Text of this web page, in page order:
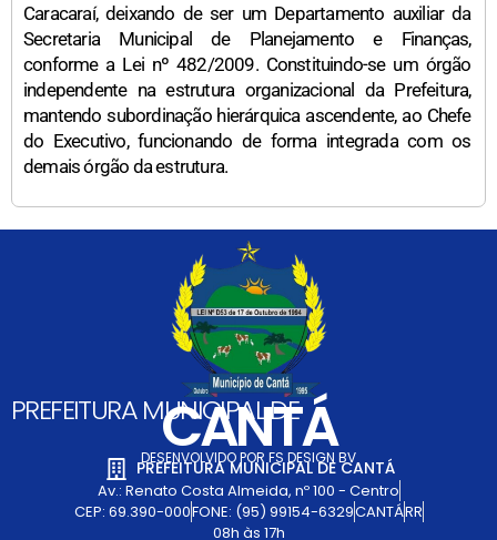
Caracaraí, deixando de ser um Departamento auxiliar da
Secretaria Municipal de Planejamento e Finanças,
conforme a Lei nº 482/2009. Constituindo-se um órgão
independente na estrutura organizacional da Prefeitura,
mantendo subordinação hierárquica ascendente, ao Chefe
do Executivo, funcionando de forma integrada com os
demais órgão da estrutura.
PREFEITURA MUNICIPAL DE
CANTÁ
DESENVOLVIDO POR FS DESIGN BV
PREFEITURA MUNICIPAL DE CANTÁ
Av.: Renato Costa Almeida, nº 100 - Centro
CEP: 69.390-000FONE: (95) 99154-6329CANTÁRR
08h às 17h